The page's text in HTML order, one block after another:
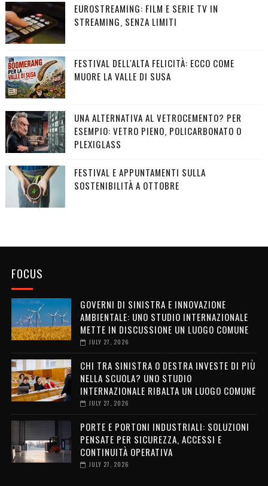
EUROSTREAMING: FILM E SERIE TV IN
STREAMING, SENZA LIMITI
FESTIVAL DELL'ALTA FELICITÀ: ECCO COME
MUORE LA VALLE DI SUSA
UNA ALTERNATIVA AL VETROCEMENTO? PER
ESEMPIO: VETRO PIENO, POLICARBONATO O
PLEXIGLASS
FESTIVAL E APPUNTAMENTI SULLA
SOSTENIBILITÀ A OTTOBRE
FOCUS
GOVERNI DI SINISTRA E INNOVAZIONE
AMBIENTALE: UNO STUDIO INTERNAZIONALE
METTE IN DISCUSSIONE UN LUOGO COMUNE
JULY 27, 2026
CHI TRA SINISTRA O DESTRA INVESTE DI PIÙ
NELLA SCUOLA? UNO STUDIO
INTERNAZIONALE RIBALTA UN LUOGO COMUNE
JULY 27, 2026
PORTE E PORTONI INDUSTRIALI: SOLUZIONI
PENSATE PER SICUREZZA, ACCESSI E
CONTINUITÀ OPERATIVA
JULY 27, 2026